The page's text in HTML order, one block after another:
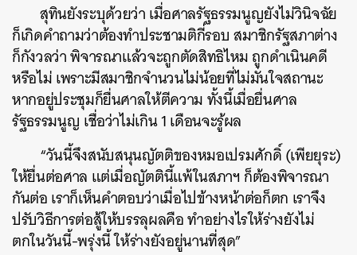
สุทินยังระบุด้วยว่า เมื่อศาลรัฐธรรมนูญยังไม่วินิจฉัย
ก็เกิดคำถามว่าต้องทำประชามติกี่รอบ สมาชิกรัฐสภาต่าง
ก็กังวลว่า พิจารณาแล้วจะถูกตัดสิทธิไหม ถูกดำเนินคดี
หรือไม่ เพราะมีสมาชิกจำนวนไม่น้อยที่ไม่มั่นใจสถานะ
หากอยู่ประชุมก็ยื่นศาลให้ตีความ ทั้งนี้เมื่อยื่นศาล
รัฐธรรมนูญ เชื่อว่าไม่เกิน 1 เดือนจะรู้ผล
“วันนี้จึงสนับสนุนญัตติของหมอเปรมศักดิ์ (เพียยุระ)
ให้ยื่นต่อศาล แต่เมื่อญัตตินี้แพ้ในสภาฯ ก็ต้องพิจารณา
กันต่อ เราก็เห็นคำตอบว่าเมื่อไปข้างหน้าต่อก็ตก เราจึง
ปรับวิธีการต่อสู้ให้บรรลุผลคือ ทำอย่างไรให้ร่างยังไม่
ตกในวันนี้-พรุ่งนี้ ให้ร่างยังอยู่นานที่สุด”